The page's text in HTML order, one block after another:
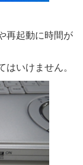
再起動に時間が
いけません。